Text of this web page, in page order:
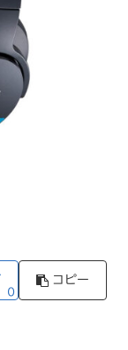
0
コピー